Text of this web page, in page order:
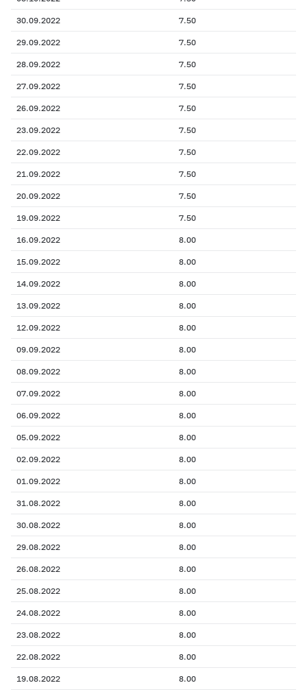
30.09.2022 7.50
29.09.2022 7.50
28.09.2022 7.50
27.09.2022 7.50
26.09.2022 7.50
23.09.2022 7.50
22.09.2022 7.50
21.09.2022 7.50
20.09.2022 7.50
19.09.2022 7.50
16.09.2022 8.00
15.09.2022 8.00
14.09.2022 8.00
13.09.2022 8.00
12.09.2022 8.00
09.09.2022 8.00
08.09.2022 8.00
07.09.2022 8.00
06.09.2022 8.00
05.09.2022 8.00
02.09.2022 8.00
01.09.2022 8.00
31.08.2022 8.00
30.08.2022 8.00
29.08.2022 8.00
26.08.2022 8.00
25.08.2022 8.00
24.08.2022 8.00
23.08.2022 8.00
22.08.2022 8.00
19.08.2022 8.00